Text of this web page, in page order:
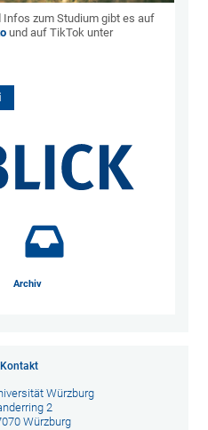
Infos zum Studium gibt es auf
und auf TikTok unter
Archiv
Kontakt
Würzburg
2
Würzburg